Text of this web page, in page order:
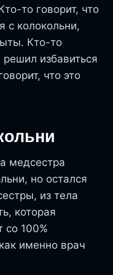
то говорит, что
с колокольни,
Кто-то
решил избавиться
что это
медсестра
но остался
из тела
которая
со 100%
именно врач